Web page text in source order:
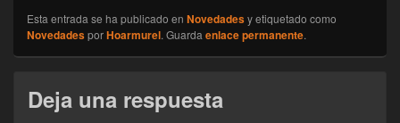
Esta entrada se ha publicado en Novedadesy etiquetado como
NovedadesporHoarmurel. Guarda enlace permanente.
Deja una respuesta